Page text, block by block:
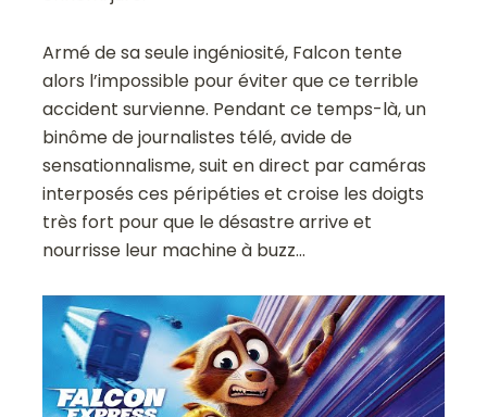
Armé de sa seule ingéniosité, Falcon tente
alors l’impossible pour éviter que ce terrible
accident survienne. Pendant ce temps-là, un
binôme de journalistes télé, avide de
sensationnalisme, suit en direct par caméras
interposés ces péripéties et croise les doigts
très fort pour que le désastre arrive et
nourrisse leur machine à buzz…